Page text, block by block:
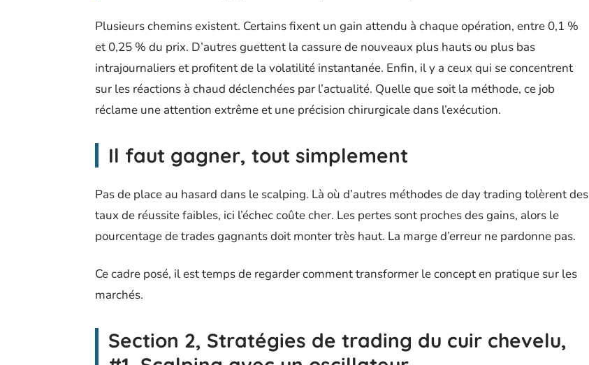
Plusieurs chemins existent. Certains fixent un gain attendu à chaque opération, entre 0,1 %
et 0,25 % du prix. D’autres guettent la cassure de nouveaux plus hauts ou plus bas
intrajournaliers et profitent de la volatilité instantanée. Enfin, il y a ceux qui se concentrent
sur les réactions à chaud déclenchées par l’actualité. Quelle que soit la méthode, ce job
réclame une attention extrême et une précision chirurgicale dans l’exécution.
Il faut gagner, tout simplement
Pas de place au hasard dans le scalping. Là où d’autres méthodes de day trading tolèrent des
taux de réussite faibles, ici l’échec coûte cher. Les pertes sont proches des gains, alors le
pourcentage de trades gagnants doit monter très haut. La marge d’erreur ne pardonne pas.
Ce cadre posé, il est temps de regarder comment transformer le concept en pratique sur les
marchés.
Section 2, Stratégies de trading du cuir chevelu,